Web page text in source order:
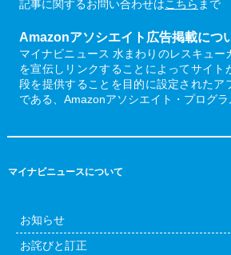
記事に関するお問い合わせはこちら まで
Amazonアソシエイト広告掲載につ
マイナビニュース 水まわりのレスキュ
を宣伝しリンクすることによってサイト
段を提供することを目的に設定されたア
である、Amazonアソシエイト・プログラ
マイナビニュースについて
お知らせ
お詫びと訂正